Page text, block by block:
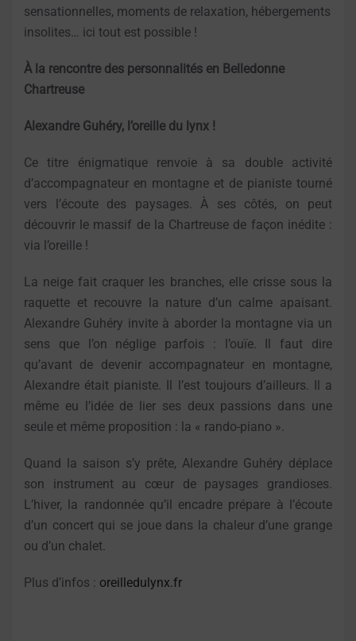
sensationnelles, moments de relaxation, hébergements
insolites… ici tout est possible !
À la rencontre des personnalités en Belledonne
Chartreuse
Alexandre Guhéry, l’oreille du lynx !
Ce titre énigmatique renvoie à sa double activité
d’accompagnateur en montagne et de pianiste tourné
vers l’écoute des paysages. À ses côtés, on peut
découvrir le massif de la Chartreuse de façon inédite :
via l’oreille !
La neige fait craquer les branches, elle crisse sous la
raquette et recouvre la nature d’un calme apaisant.
Alexandre Guhéry invite à aborder la montagne via un
sens que l’on néglige parfois : l’ouïe. Il faut dire
qu’avant de devenir accompagnateur en montagne,
Alexandre était pianiste. Il l’est toujours d’ailleurs. Il a
même eu l’idée de lier ses deux passions dans une
seule et même proposition : la « rando-piano ».
Quand la saison s’y prête, Alexandre Guhéry déplace
son instrument au cœur de paysages grandioses.
L’hiver, la randonnée qu’il encadre prépare à l’écoute
d’un concert qui se joue dans la chaleur d’une grange
ou d’un chalet.
Plus d’infos : oreilledulynx.fr